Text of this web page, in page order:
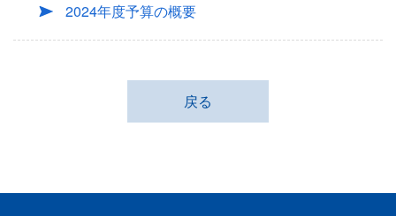
2024年度予算の概要
戻る